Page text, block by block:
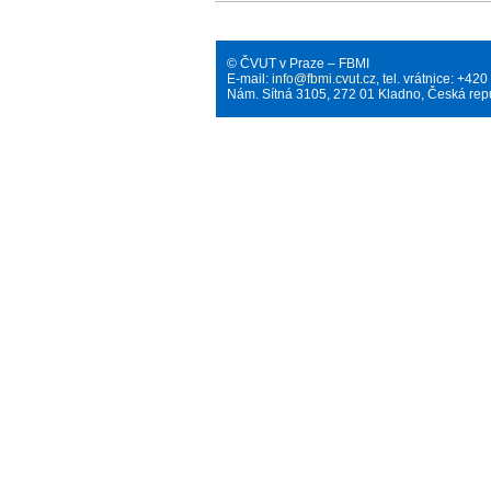
© ČVUT v Praze – FBMI
E-mail: info@fbmi.cvut.cz, tel. vrátnice:
Nám. Sítná 3105, 272 01 Kladno, Česká